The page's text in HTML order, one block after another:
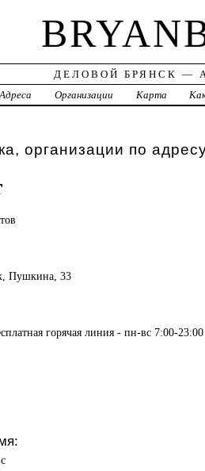
ДЕЛОВОЙ БРЯНСК —
Организации Карта
организации по
Пушкина, 33
горячая линия - пн-вс 7:00-23:00